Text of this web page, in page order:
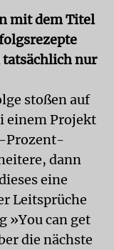
mit dem Titel
tatsächlich nur
stoßen auf
einem Projekt
Prozent-
dann
eine
Leitsprüche
»You can get
die nächste